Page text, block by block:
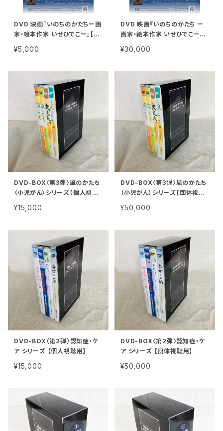
DVD 映画『いのちのかたちー画
家・絵本作家 いせひでこー』【個
¥5,000
DVD 映画『いのちのかたち ー
画家・絵本作家 いせひでこー』
¥30,000
DVD-BOX〈第3弾〉風のかたち
（小児がん）シリーズ【個人視聴
¥15,000
DVD-BOX〈第3弾〉風のかたち
（小児がん）シリーズ【団体視聴
¥50,000
DVD-BOX〈第2弾〉認知症・ケ
ア シリーズ 【個人視聴用】
¥15,000
DVD-BOX〈第2弾〉認知症・ケ
ア シリーズ 【団体視聴用】
¥50,000